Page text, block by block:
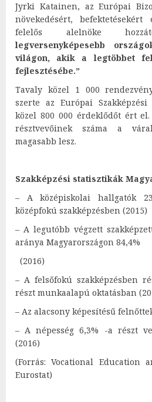
Jyrki Katainen, az Európai
növekedésért, befektetésekért
felelős alelnöke
legversenyképesebb
világon, akik a legtöbbet
fejlesztésébe.”
Tavaly közel 1 000
szerte az Európai
közel 800 000 érdeklődőt ért
résztvevőinek száma a
magasabb lesz.
Szakképzési statisztikák
– A középiskolai hallgatók
középfokú szakképzésben (2015)
– A legutóbb végzett
aránya Magyarországon 84,4%
(2016)
– A felsőfokú szakképzésben
részt munkaalapú oktatásban
– Az alacsony képesítésű
– A népesség 6,3% -a részt
(2016)
(Forrás: Vocational Education
Eurostat)